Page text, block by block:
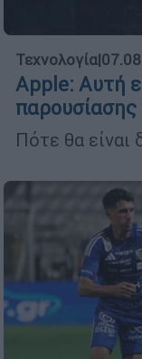
Τεχνολογία|
Apple: Αυτή
Πότε θα είναι